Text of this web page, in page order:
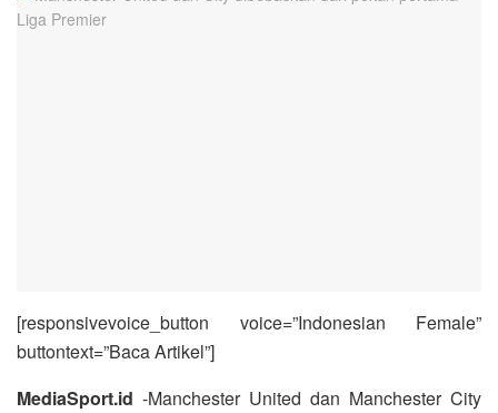
[responsivevoice_button voice=”Indonesian Female”
buttontext=”Baca Artikel”]
MediaSport.id -Manchester United dan Manchester City